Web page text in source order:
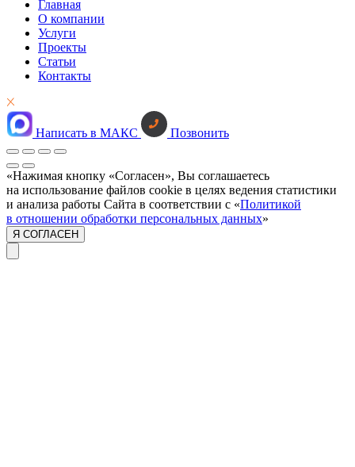
Главная
О компании
Услуги
Проекты
Статьи
Контакты
Написать в МАКС Позвонить
«Нажимая кнопку «Согласен», Вы соглашаетесь
на использование файлов cookie в целях ведения статистики
и анализа работы Сайта в соответствии с «Политикой
в отношении обработки персональных данных»
Я СОГЛАСЕН